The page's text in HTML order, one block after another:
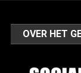
OVER HET